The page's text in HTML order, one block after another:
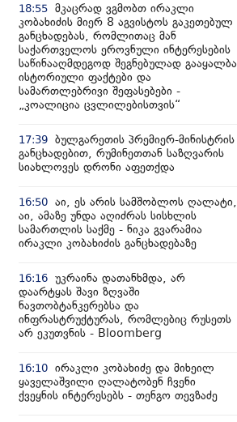
18:55 მკაცრად ვგმობთ ირაკლი
კობახიძის მიერ 8 აგვისტოს გაკეთებულ
განცხადებას, რომლითაც მან
საქართველოს ეროვნული ინტერესების
საწინააღმდეგოდ შეგნებულად გააყალბა
ისტორიული ფაქტები და
სამართლებრივი შეფასებები -
„კოალიცია ცვლილებისთვის“
17:39 ბულგარეთის პრემიერ-მინისტრის
განცხადებით, რუმინეთთან საზღვარის
სიახლოვეს დრონი აფეთქდა
16:50 აი, ეს არის სამშობლოს ღალატი,
აი, ამაზე უნდა აღიძრას სისხლის
სამართლის საქმე - ნიკა გვარამია
ირაკლი კობახიძის განცხადებაზე
16:16 უკრაინა დათანხმდა, არ
დაარტყას შავი ზღვაში
ნავთობტანკერებსა და
ინფრასტრუქტურას, რომლებიც რუსეთს
არ ეკუთვნის - Bloomberg
16:10 ირაკლი კობახიძე და მიხეილ
ყაველაშვილი ღალატობენ ჩვენი
ქვეყნის ინტერესებს - თენგო თევზაძე